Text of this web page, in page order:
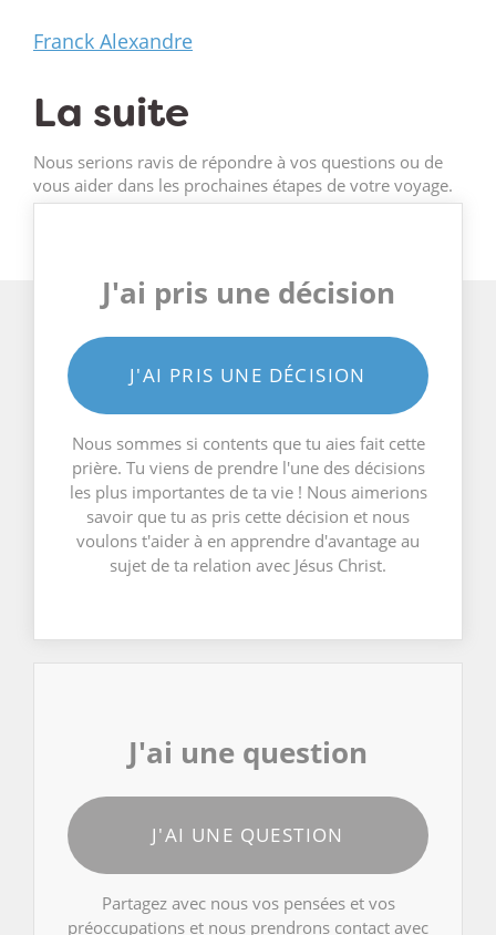
Franck Alexandre
La suite
Nous serions ravis de répondre à vos questions ou de
vous aider dans les prochaines étapes de votre voyage.
J'ai pris une décision
J'AI PRIS UNE DÉCISION
Nous sommes si contents que tu aies fait cette
prière. Tu viens de prendre l'une des décisions
les plus importantes de ta vie ! Nous aimerions
savoir que tu as pris cette décision et nous
voulons t'aider à en apprendre d'avantage au
sujet de ta relation avec Jésus Christ.
J'ai une question
J'AI UNE QUESTION
Partagez avec nous vos pensées et vos
préoccupations et nous prendrons contact avec